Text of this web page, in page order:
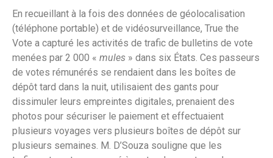
En recueillant à la fois des données de géolocalisation
(téléphone portable) et de vidéosurveillance, True the
Vote a capturé les activités de trafic de bulletins de vote
menées par 2 000 « mules » dans six États. Ces passeurs
de votes rémunérés se rendaient dans les boîtes de
dépôt tard dans la nuit, utilisaient des gants pour
dissimuler leurs empreintes digitales, prenaient des
photos pour sécuriser le paiement et effectuaient
plusieurs voyages vers plusieurs boîtes de dépôt sur
plusieurs semaines. M. D’Souza souligne que les